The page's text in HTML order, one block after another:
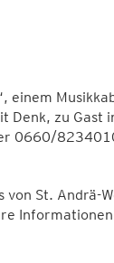
einem
Denk, zu Gast
0660/
St. Andrä-